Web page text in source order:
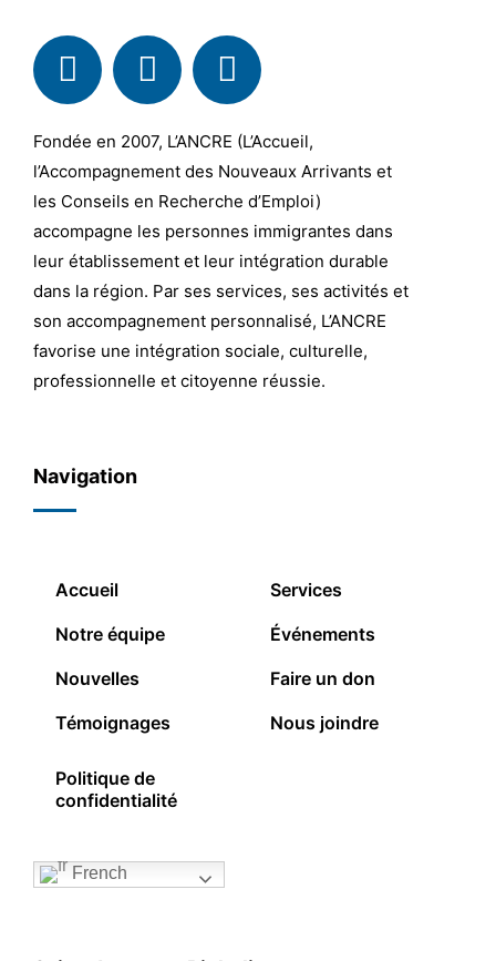
Fondée en 2007, L’ANCRE (L’Accueil,
l’Accompagnement des Nouveaux Arrivants et
les Conseils en Recherche d’Emploi)
accompagne les personnes immigrantes dans
leur établissement et leur intégration durable
dans la région. Par ses services, ses activités et
son accompagnement personnalisé, L’ANCRE
favorise une intégration sociale, culturelle,
professionnelle et citoyenne réussie.
Navigation
Accueil
Notre équipe
Nouvelles
Témoignages
Services
Événements
Faire un don
Nous joindre
Politique de
confidentialité
French